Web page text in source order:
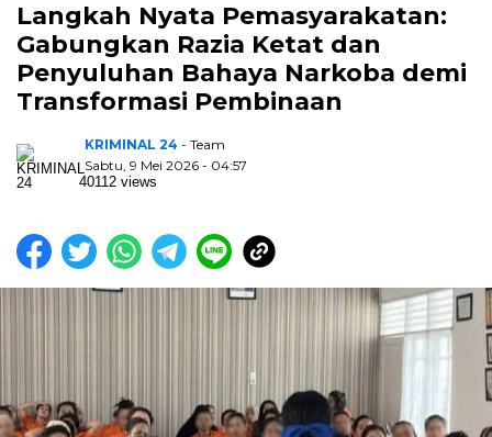
Langkah Nyata Pemasyarakatan:
Gabungkan Razia Ketat dan
Penyuluhan Bahaya Narkoba demi
Transformasi Pembinaan
KRIMINAL 24 - Team
Sabtu, 9 Mei 2026 - 04:57
40112 views